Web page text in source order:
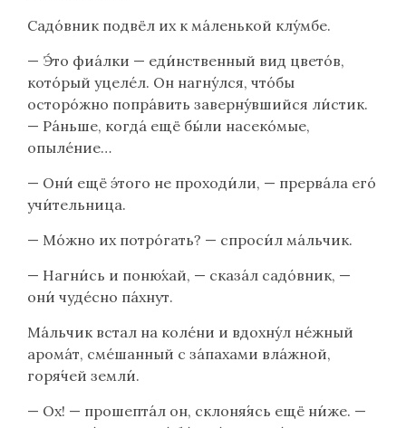
Садо́вник подвёл их к ма́ленькой клу́мбе.
— Э́то фиа́лки — еди́нственный вид цвето́в,
кото́рый уцеле́л. Он нагну́лся, что́бы
осторо́жно попра́вить заверну́вшийся ли́стик.
— Ра́ньше, когда́ ещё бы́ли насеко́мые,
опыле́ние…
— Они́ ещё э́того не проходи́ли, — прерва́ла его́
учи́тельница.
— Мо́жно их потро́гать? — спроси́л ма́льчик.
— Нагни́сь и поню́хай, — сказа́л садо́вник, —
они́ чуде́сно па́хнут.
Ма́льчик встал на коле́ни и вдохну́л не́жный
арома́т, сме́шанный с за́пахами вла́жной,
горя́чей земли́.
— Ох! — прошепта́л он, склоня́ясь ещё ни́же. —